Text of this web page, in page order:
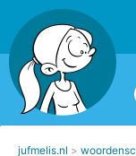
jufmelis.nl